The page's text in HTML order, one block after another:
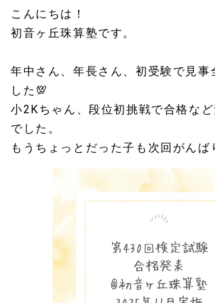
こんにちは！
初音ヶ丘珠算塾です。
年中さん、年長さん、初受験で見事
した💯
小2Kちゃん、段位初挑戦で合格な
でした。
もうちょっとだった子も次回がん